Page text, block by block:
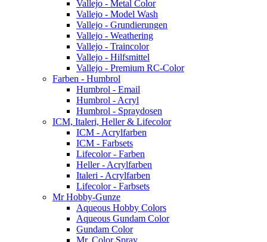
Vallejo - Metal Color
Vallejo - Model Wash
Vallejo - Grundierungen
Vallejo - Weathering
Vallejo - Traincolor
Vallejo - Hilfsmittel
Vallejo - Premium RC-Color
Farben - Humbrol
Humbrol - Email
Humbrol - Acryl
Humbrol - Spraydosen
ICM, Italeri, Heller & Lifecolor
ICM - Acrylfarben
ICM - Farbsets
Lifecolor - Farben
Heller - Acrylfarben
Italeri - Acrylfarben
Lifecolor - Farbsets
Mr Hobby-Gunze
Aqueous Hobby Colors
Aqueous Gundam Color
Gundam Color
Mr. Color Spray